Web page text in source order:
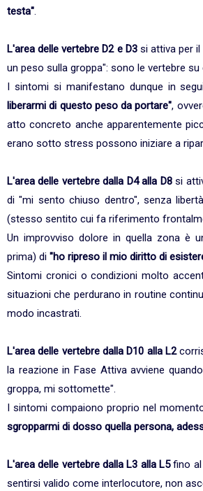
testa".
L'area delle vertebre D2 e D3si attiva per il
un peso sulla groppa": sono le vertebre su
I sintomi si manifestano dunque in
liberarmi di questo peso da portare",
atto concreto anche apparentemente
erano sotto stress possono iniziare a
L'area delle vertebre dalla D4 alla D8si
di "mi sento chiuso dentro", senza
(stesso sentito cui fa riferimento
Un improvviso dolore in quella zona è
prima) di "ho ripreso il mio diritto di
Sintomi cronici o condizioni molto
situazioni che perdurano in routine
modo incastrati.
L'area delle vertebre dalla D10 alla L2
la reazione in Fase Attiva avviene
groppa, mi sottomette".
I sintomi compaiono proprio nel
sgropparmi di dosso quella persona,
L'area delle vertebre dalla L3 alla L5fino al
sentirsi valido come interlocutore, non